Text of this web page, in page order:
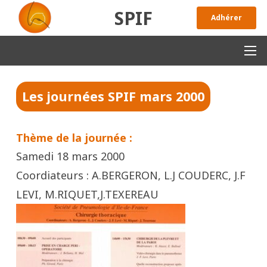
SPIF Adhérer
Les journées SPIF mars 2000
Thème de la journée :
Samedi 18 mars 2000
Coordiateurs : A.BERGERON, L.J COUDERC, J.F
LEVI, M.RIQUET,J.TEXEREAU